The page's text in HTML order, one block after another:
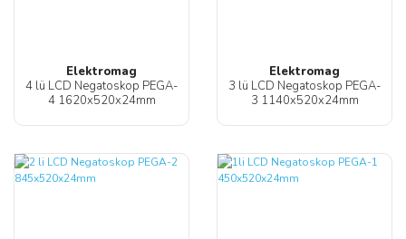
Elektromag
4 lü LCD Negatoskop PEGA-
4 1620x520x24mm
Elektromag
3 lü LCD Negatoskop PEGA-
3 1140x520x24mm